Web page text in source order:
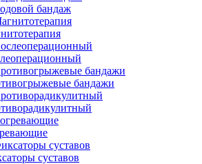
бандаж
бандажи
суставов